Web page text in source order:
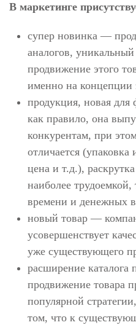
В маркетинге
супер новинка —
аналогов,
продвижение этого
именно на концепции
продукция, новая
как правило, она
конкурентам, при
отличается (упаковка
цена и т.д.),
наиболее
времени и денежных
новый товар —
усовершенствует
уже существующего
расширение
продвижение товара
популярной
том, что к